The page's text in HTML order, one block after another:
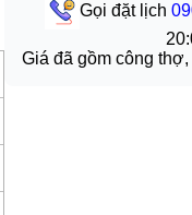
Gọi đặt lịch
Giá đã gồm công